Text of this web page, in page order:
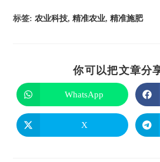
标签:农业科技, 精准农业, 精准施肥
你可以把文章分
WhatsApp
X